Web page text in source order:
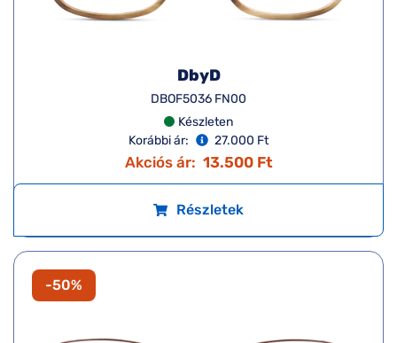
DbyD
DBOF5036 FN00
Készleten
Korábbi ár:
27.000 Ft
Akciós ár: 13.500 Ft
Részletek
-50%